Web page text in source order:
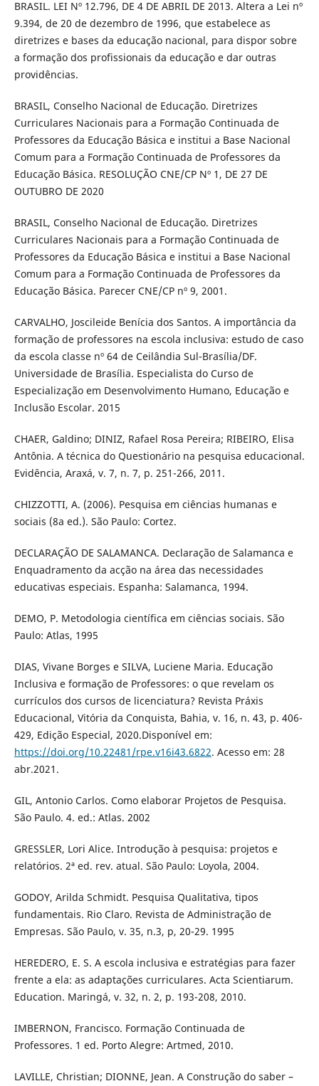
BRASIL. LEI Nº 12.796, DE 4 DE ABRIL DE 2013. Altera a Lei nº
9.394, de 20 de dezembro de 1996, que estabelece as
diretrizes e bases da educação nacional, para dispor sobre
a formação dos profissionais da educação e dar outras
providências.
BRASIL, Conselho Nacional de Educação. Diretrizes
Curriculares Nacionais para a Formação Continuada de
Professores da Educação Básica e institui a Base Nacional
Comum para a Formação Continuada de Professores da
Educação Básica. RESOLUÇÃO CNE/CP Nº 1, DE 27 DE
OUTUBRO DE 2020
BRASIL, Conselho Nacional de Educação. Diretrizes
Curriculares Nacionais para a Formação Continuada de
Professores da Educação Básica e institui a Base Nacional
Comum para a Formação Continuada de Professores da
Educação Básica. Parecer CNE/CP nº 9, 2001.
CARVALHO, Joscileide Benícia dos Santos. A importância da
formação de professores na escola inclusiva: estudo de caso
da escola classe nº 64 de Ceilândia Sul-Brasília/DF.
Universidade de Brasília. Especialista do Curso de
Especialização em Desenvolvimento Humano, Educação e
Inclusão Escolar. 2015
CHAER, Galdino; DINIZ, Rafael Rosa Pereira; RIBEIRO, Elisa
Antônia. A técnica do Questionário na pesquisa educacional.
Evidência, Araxá, v. 7, n. 7, p. 251-266, 2011.
CHIZZOTTI, A. (2006). Pesquisa em ciências humanas e
sociais (8a ed.). São Paulo: Cortez.
DECLARAÇÃO DE SALAMANCA. Declaração de Salamanca e
Enquadramento da acção na área das necessidades
educativas especiais. Espanha: Salamanca, 1994.
DEMO, P. Metodologia científica em ciências sociais. São
Paulo: Atlas, 1995
DIAS, Vivane Borges e SILVA, Luciene Maria. Educação
Inclusiva e formação de Professores: o que revelam os
currículos dos cursos de licenciatura? Revista Práxis
Educacional, Vitória da Conquista, Bahia, v. 16, n. 43, p. 406-
429, Edição Especial, 2020.Disponível em:
https://doi.org/10.22481/rpe.v16i43.6822. Acesso em: 28
abr.2021.
GIL, Antonio Carlos. Como elaborar Projetos de Pesquisa.
São Paulo. 4. ed.: Atlas. 2002
GRESSLER, Lori Alice. Introdução à pesquisa: projetos e
relatórios. 2ª ed. rev. atual. São Paulo: Loyola, 2004.
GODOY, Arilda Schmidt. Pesquisa Qualitativa, tipos
fundamentais. Rio Claro. Revista de Administração de
Empresas. São Paulo, v. 35, n.3, p, 20-29. 1995
HEREDERO, E. S. A escola inclusiva e estratégias para fazer
frente a ela: as adaptações curriculares. Acta Scientiarum.
Education. Maringá, v. 32, n. 2, p. 193-208, 2010.
IMBERNON, Francisco. Formação Continuada de
Professores. 1 ed. Porto Alegre: Artmed, 2010.
LAVILLE, Christian; DIONNE, Jean. A Construção do saber –